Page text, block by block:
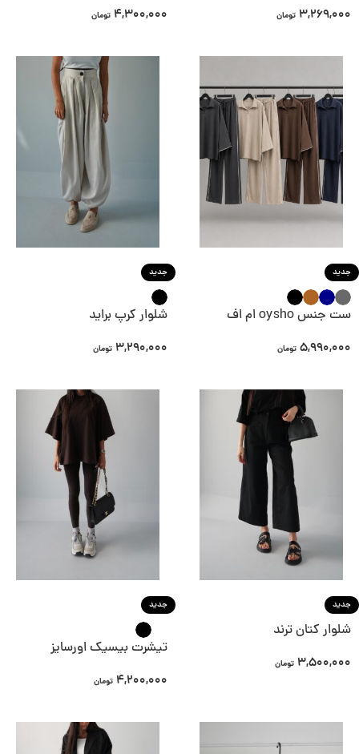
3,269,000 تومان 4,300,000 تومان
جدید
ست جنس oysho ام اف
5,990,000 تومان
جدید
شلوار کرپ براید
3,290,000 تومان
جدید
شلوار کتان ترند
3,500,000 تومان
جدید
تيشرت بیسیک اورسایز
4,200,000 تومان